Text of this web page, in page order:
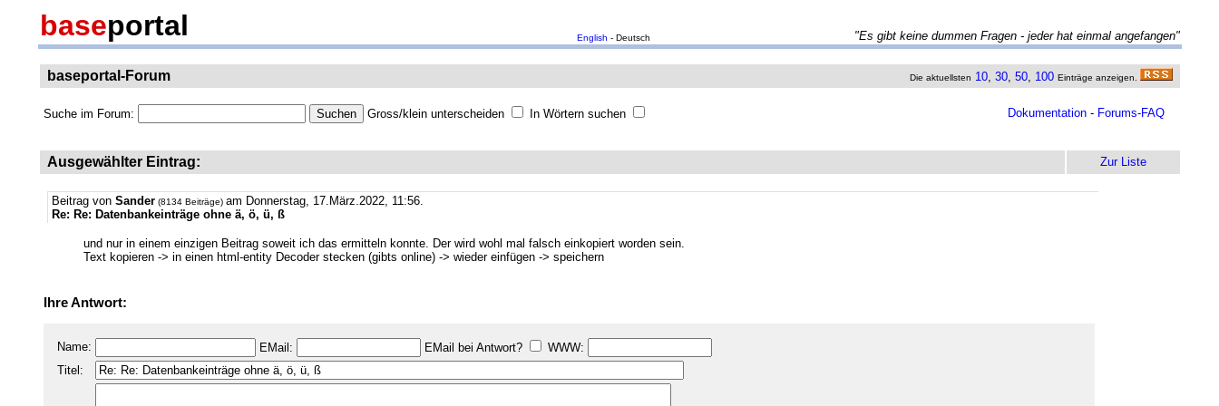
baseportal English - Deutsch "Es gibt keine dummen Fragen - jeder hat einmal angefangen"
baseportal-Forum Die aktuellsten 10, 30, 50, 100 Einträge anzeigen.
Suche im Forum: Gross/klein unterscheiden In Wörtern suchen Dokumentation - Forums-FAQ
Ausgewählter Eintrag: Zur Liste
Beitrag von Sander (8134 Beiträge) am Donnerstag, 17.März.2022, 11:56.
Re: Re: Datenbankeinträge ohne ä, ö, ü, ß
und nur in einem einzigen Beitrag soweit ich das ermitteln konnte. Der wird wohl mal falsch einkopiert worden sein.
Text kopieren -> in einen html-entity Decoder stecken (gibts online) -> wieder einfügen -> speichern
Ihre Antwort:
Name: EMail: EMail bei Antwort?
WWW:
Titel: